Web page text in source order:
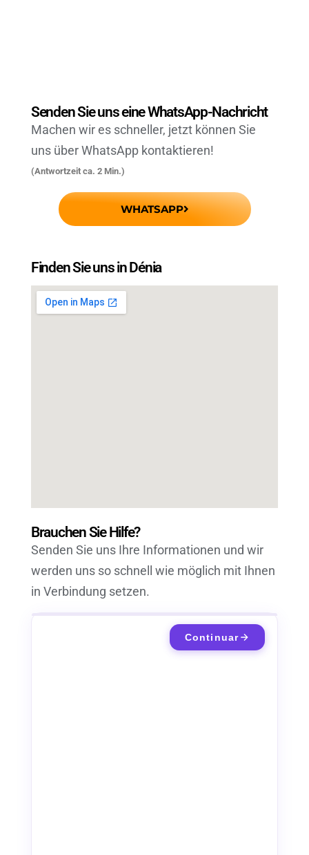
Senden Sie uns eine WhatsApp-Nachricht
Machen wir es schneller, jetzt können Sie
uns über WhatsApp kontaktieren!
(Antwortzeit ca. 2 Min.)
WHATSAPP
Finden Sie uns in Dénia
Brauchen Sie Hilfe?
Senden Sie uns Ihre Informationen und wir
werden uns so schnell wie möglich mit Ihnen
in Verbindung setzen.
Continuar